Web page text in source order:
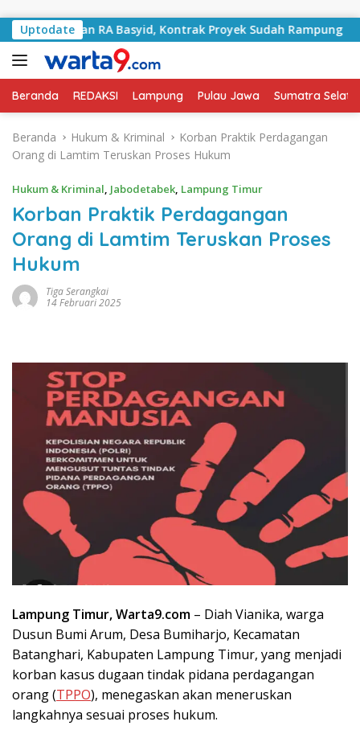
Uptodate
Jalan RA Basyid, Kontrak Proyek Sudah Rampung
Beranda REDAKSI Lampung Pulau Jawa Sumatra
Beranda Hukum & Kriminal
Korban Praktik Perdagangan
Orang di Lamtim Teruskan Proses Hukum
Hukum & Kriminal, Jabodetabek, Lampung Timur
Korban Praktik Perdagangan
Orang di Lamtim Teruskan Proses
Hukum
Tiga Serangkai
14 Februari 2025
Lampung Timur, Warta9.com – Diah Vianika, warga
Dusun Bumi Arum, Desa Bumiharjo, Kecamatan
Batanghari, Kabupaten Lampung Timur, yang menjadi
korban kasus dugaan tindak pidana perdagangan
orang (TPPO), menegaskan akan meneruskan
langkahnya sesuai proses hukum.